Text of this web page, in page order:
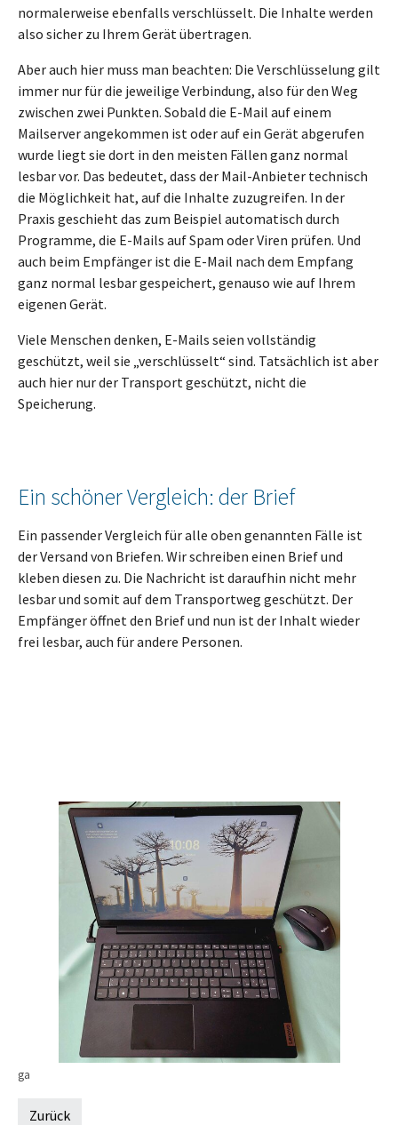
normalerweise ebenfalls verschlüsselt. Die Inhalte werden
also sicher zu Ihrem Gerät übertragen.
Aber auch hier muss man beachten: Die Verschlüsselung gilt
immer nur für die jeweilige Verbindung, also für den Weg
zwischen zwei Punkten. Sobald die E-Mail auf einem
Mailserver angekommen ist oder auf ein Gerät abgerufen
wurde liegt sie dort in den meisten Fällen ganz normal
lesbar vor. Das bedeutet, dass der Mail-Anbieter technisch
die Möglichkeit hat, auf die Inhalte zuzugreifen. In der
Praxis geschieht das zum Beispiel automatisch durch
Programme, die E-Mails auf Spam oder Viren prüfen. Und
auch beim Empfänger ist die E-Mail nach dem Empfang
ganz normal lesbar gespeichert, genauso wie auf Ihrem
eigenen Gerät.
Viele Menschen denken, E-Mails seien vollständig
geschützt, weil sie „verschlüsselt“ sind. Tatsächlich ist aber
auch hier nur der Transport geschützt, nicht die
Speicherung.
Ein schöner Vergleich: der Brief
Ein passender Vergleich für alle oben genannten Fälle ist
der Versand von Briefen. Wir schreiben einen Brief und
kleben diesen zu. Die Nachricht ist daraufhin nicht mehr
lesbar und somit auf dem Transportweg geschützt. Der
Empfänger öffnet den Brief und nun ist der Inhalt wieder
frei lesbar, auch für andere Personen.
ga
Zurück